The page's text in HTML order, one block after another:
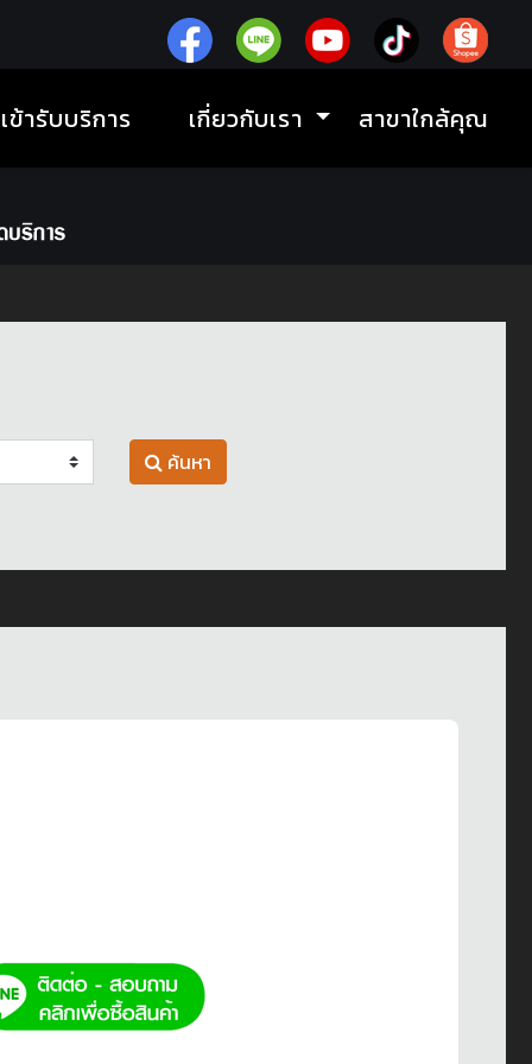
ข้ารับบริการ เกี่ยวกับเรา สาขาใกล้คุณ
ค้นหา